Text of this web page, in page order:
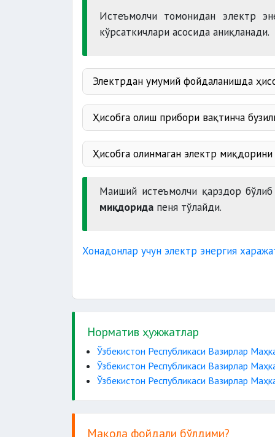
Истеъмолчи томонидан электр
кўрсаткичлари асосида аниқланади.
Электрдан умумий фойдаланишда
Ҳисобга олиш прибори вақтинча
1 ойдан
Ҳисобга олинмаган электр
Маиший истеъмолчи қарздор
миқдорида пеня тўлайди.
Хонадонлар учун электр энергия
Норматив ҳужжатлар
Ўзбекистон Республикаси Вазирлар
Ўзбекистон Республикаси Вазирлар
Ўзбекистон Республикаси Вазирлар
Мақола фойдали бўлдими?